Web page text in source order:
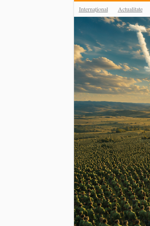
Internațional Actualitate